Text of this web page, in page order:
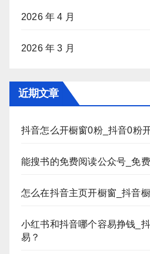
2026 年 4 月
2026 年 3 月
近期文章
抖音怎么开橱窗0粉_抖音0粉
能搜书的免费阅读公众号_免
怎么在抖音主页开橱窗_抖音
小红书和抖音哪个容易挣钱_
易？